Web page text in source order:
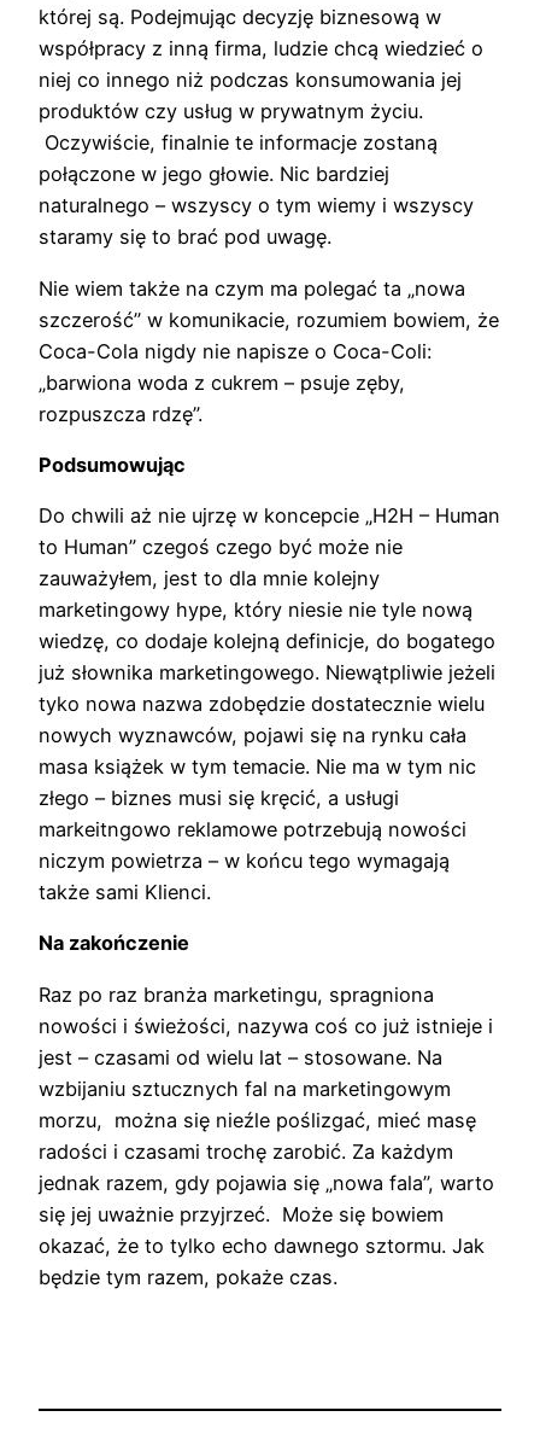
której są. Podejmując decyzję biznesową w
współpracy z inną firma, ludzie chcą wiedzieć o
niej co innego niż podczas konsumowania jej
produktów czy usług w prywatnym życiu.
Oczywiście, finalnie te informacje zostaną
połączone w jego głowie. Nic bardziej
naturalnego – wszyscy o tym wiemy i wszyscy
staramy się to brać pod uwagę.
Nie wiem także na czym ma polegać ta „nowa
szczerość” w komunikacie, rozumiem bowiem, że
Coca-Cola nigdy nie napisze o Coca-Coli:
„barwiona woda z cukrem – psuje zęby,
rozpuszcza rdzę”.
Podsumowując
Do chwili aż nie ujrzę w koncepcie „H2H – Human
to Human” czegoś czego być może nie
zauważyłem, jest to dla mnie kolejny
marketingowy hype, który niesie nie tyle nową
wiedzę, co dodaje kolejną definicje, do bogatego
już słownika marketingowego. Niewątpliwie jeżeli
tyko nowa nazwa zdobędzie dostatecznie wielu
nowych wyznawców, pojawi się na rynku cała
masa książek w tym temacie. Nie ma w tym nic
złego – biznes musi się kręcić, a usługi
markeitngowo reklamowe potrzebują nowości
niczym powietrza – w końcu tego wymagają
także sami Klienci.
Na zakończenie
Raz po raz branża marketingu, spragniona
nowości i świeżości, nazywa coś co już istnieje i
jest – czasami od wielu lat – stosowane. Na
wzbijaniu sztucznych fal na marketingowym
morzu, można się nieźle poślizgać, mieć masę
radości i czasami trochę zarobić. Za każdym
jednak razem, gdy pojawia się „nowa fala”, warto
się jej uważnie przyjrzeć. Może się bowiem
okazać, że to tylko echo dawnego sztormu. Jak
będzie tym razem, pokaże czas.